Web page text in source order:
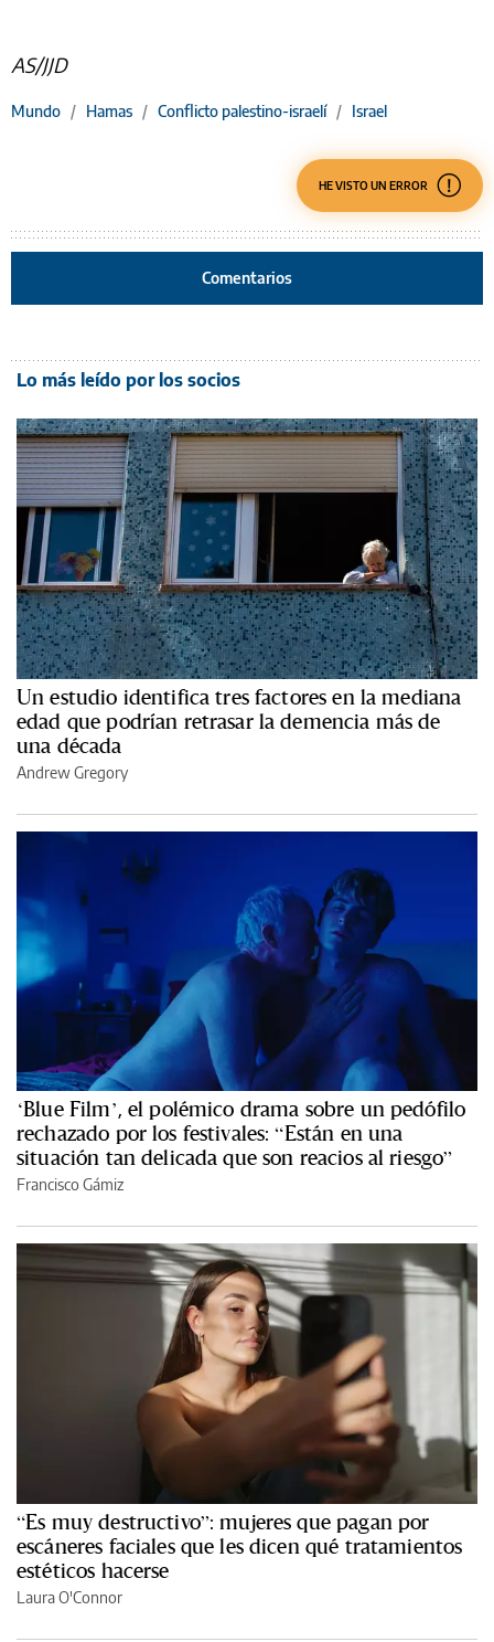
AS/JJD
Mundo / Hamas / Conflicto palestino-israelí / Israel
HE VISTO UN ERROR
Comentarios
Lo más leído por los socios
Un estudio identifica tres factores en la mediana
edad que podrían retrasar la demencia más de
una década
Andrew Gregory
‘Blue Film’, el polémico drama sobre un pedófilo
rechazado por los festivales: “Están en una
situación tan delicada que son reacios al riesgo”
Francisco Gámiz
“Es muy destructivo”: mujeres que pagan por
escáneres faciales que les dicen qué tratamientos
estéticos hacerse
Laura O'Connor